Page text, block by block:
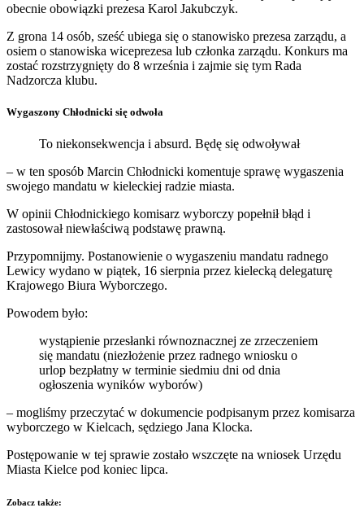
obecnie obowiązki prezesa Karol Jakubczyk.
Z grona 14 osób, sześć ubiega się o stanowisko prezesa zarządu, a
osiem o stanowiska wiceprezesa lub członka zarządu. Konkurs ma
zostać rozstrzygnięty do 8 września i zajmie się tym Rada
Nadzorcza klubu.
Wygaszony Chłodnicki się odwoła
To niekonsekwencja i absurd. Będę się odwoływał
– w ten sposób Marcin Chłodnicki komentuje sprawę wygaszenia
swojego mandatu w kieleckiej radzie miasta.
W opinii Chłodnickiego komisarz wyborczy popełnił błąd i
zastosował niewłaściwą podstawę prawną.
Przypomnijmy. Postanowienie o wygaszeniu mandatu radnego
Lewicy wydano w piątek, 16 sierpnia przez kielecką delegaturę
Krajowego Biura Wyborczego.
Powodem było:
wystąpienie przesłanki równoznacznej ze zrzeczeniem
się mandatu (niezłożenie przez radnego wniosku o
urlop bezpłatny w terminie siedmiu dni od dnia
ogłoszenia wyników wyborów)
– mogliśmy przeczytać w dokumencie podpisanym przez komisarza
wyborczego w Kielcach, sędziego Jana Klocka.
Postępowanie w tej sprawie zostało wszczęte na wniosek Urzędu
Miasta Kielce pod koniec lipca.
Zobacz także: